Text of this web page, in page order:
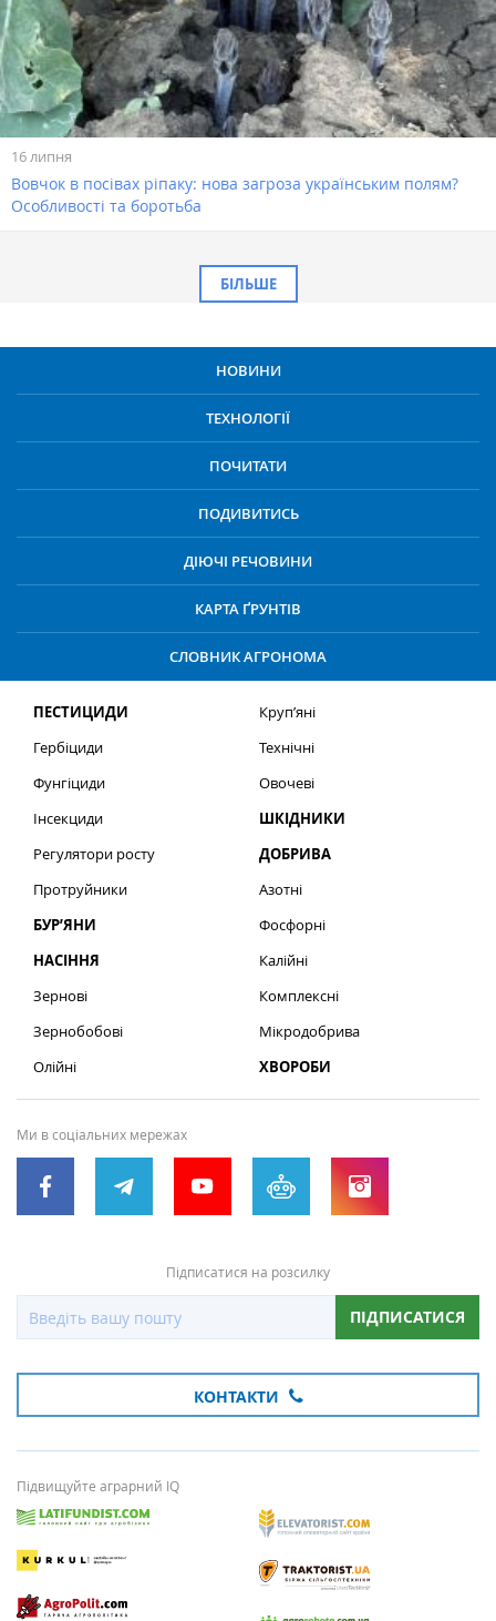
16 липня
Вовчок в посівах ріпаку: нова загроза українським полям?
Особливості та боротьба
БІЛЬШЕ
НОВИНИ
ТЕХНОЛОГІЇ
ПОЧИТАТИ
ПОДИВИТИСЬ
ДІЮЧІ РЕЧОВИНИ
КАРТА ҐРУНТІВ
СЛОВНИК АГРОНОМА
ПЕСТИЦИДИ
Гербіциди
Фунгіциди
Інсекциди
Регулятори росту
Протруйники
БУР’ЯНИ
НАСІННЯ
Зернові
Зернобобові
Олійні
Круп’яні
Технічні
Овочеві
ШКІДНИКИ
ДОБРИВА
Азотні
Фосфорні
Калійні
Комплексні
Мікродобрива
ХВОРОБИ
Ми в соціальних мережах
Підписатися на розсилку
ПІДПИСАТИСЯ
КОНТАКТИ
Підвищуйте аграрний IQ